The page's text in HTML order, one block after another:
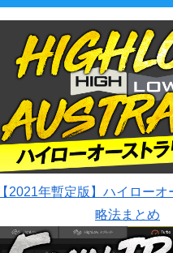
【2021年暫定版】ハイロー
略法まとめ